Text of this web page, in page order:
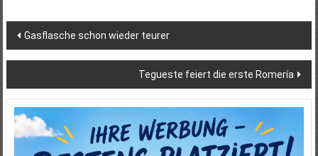
Beitragsnavigation
Gasflasche schon wieder teurer
Tegueste feiert die erste Romería